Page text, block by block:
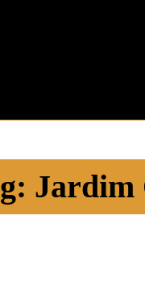
Jardim